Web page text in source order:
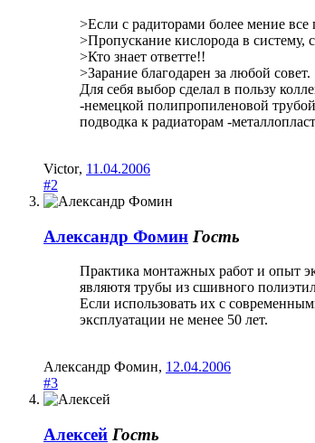
>Если с радиторами более мение
>Пропускание кислорода в систему,
>Кто знает ответте!!
>Зарание благодарен за любой совет.
Для себя выбор сделал в пользу
-немецкой полипропиленовой
подводка к радиаторам -
Victor, 11.04.2006
#2
Александр Фомин Гость
Практика монтажных работ и опыт
являютя трубы из сшивного
Если использовать их с
эксплуатации не менее 50 лет.
Александр Фомин, 12.04.2006
#3
Алексей Гость